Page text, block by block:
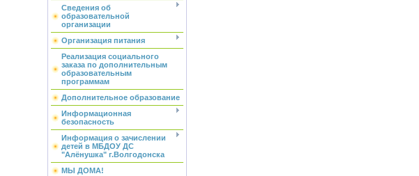
Сведения об
образовательной
организации
Организация питания
Реализация социального
заказа по дополнительным
образовательным
программам
Дополнительное образование
Информационная
безопасность
Информация о зачислении
детей в МБДОУ ДС
"Алёнушка" г.Волгодонска
МЫ ДОМА!